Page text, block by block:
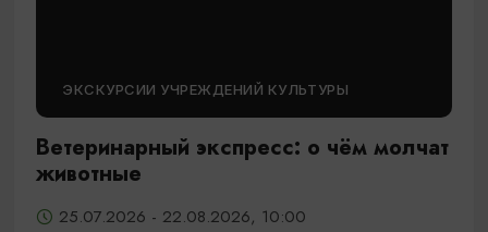
ЭКСКУРСИИ УЧРЕЖДЕНИЙ КУЛЬТУРЫ
Ветеринарный экспресс: о чём молчат
животные
25.07.2026 - 22.08.2026, 10:00